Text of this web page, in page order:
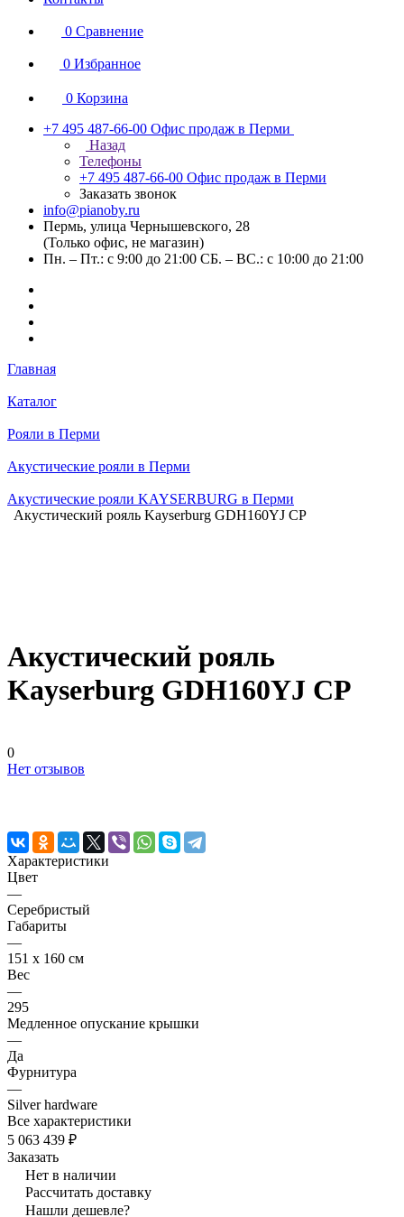
0 Сравнение
0 Избранное
0 Корзина
+7 495 487-66-00 Офис продаж в Перми
Назад
Телефоны
+7 495 487-66-00 Офис продаж в Перми
Заказать звонок
info@pianoby.ru
Пермь, улица Чернышевского, 28
(Только офис, не магазин)
Пн. – Пт.: с 9:00 до 21:00 СБ. – ВС.: с 10:00 до 21:00
Главная
Каталог
Рояли в Перми
Акустические рояли в Перми
Акустические рояли KAYSERBURG в Перми
Акустический рояль Kayserburg GDH160YJ CP
Акустический рояль
Kayserburg GDH160YJ CP
0
Нет отзывов
Характеристики
Цвет
—
Серебристый
Габариты
—
151 x 160 см
Вес
—
295
Медленное опускание крышки
—
Да
Фурнитура
—
Silver hardware
Все характеристики
5 063 439 ₽
Заказать
Нет в наличии
Рассчитать доставку
Нашли дешевле?